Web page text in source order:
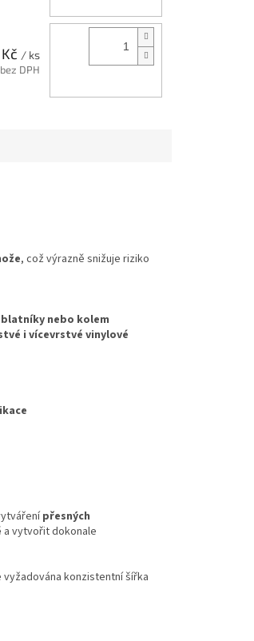
/ ks
DPH
, což výrazně snižuje riziko
nebo kolem
i vícevrstvé vinylové
přesných
a vytvořit dokonale
vyžadována konzistentní šířka